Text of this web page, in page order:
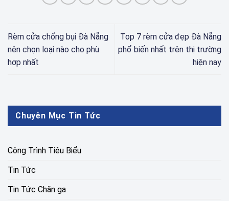
Rèm cửa chống bụi Đà Nẵng
nên chọn loại nào cho phù
hợp nhất
Top 7 rèm cửa đẹp Đà Nẵng
phổ biến nhất trên thị trường
hiện nay
Chuyên Mục Tin Tức
Công Trình Tiêu Biểu
Tin Tức
Tin Tức Chăn ga